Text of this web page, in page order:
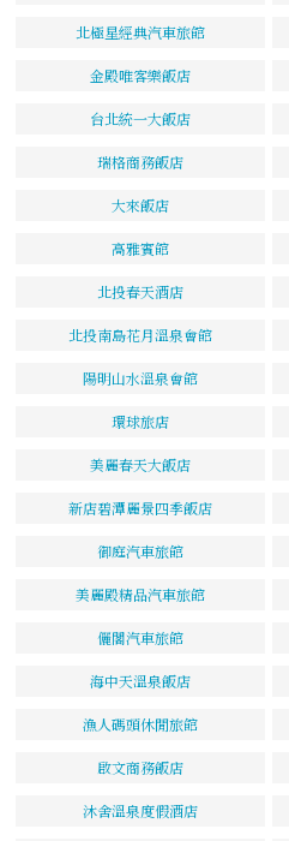
北極星經典汽車旅館
金殿唯客樂飯店
台北統一大飯店
瑞格商務飯店
大來飯店
高雅賓館
北投春天酒店
北投南島花月溫泉會館
陽明山水溫泉會館
環球旅店
美麗春天大飯店
新店碧潭麗景四季飯店
御庭汽車旅館
美麗殿精品汽車旅館
儷閣汽車旅館
海中天溫泉飯店
漁人碼頭休閒旅館
啟文商務飯店
沐舍溫泉度假酒店